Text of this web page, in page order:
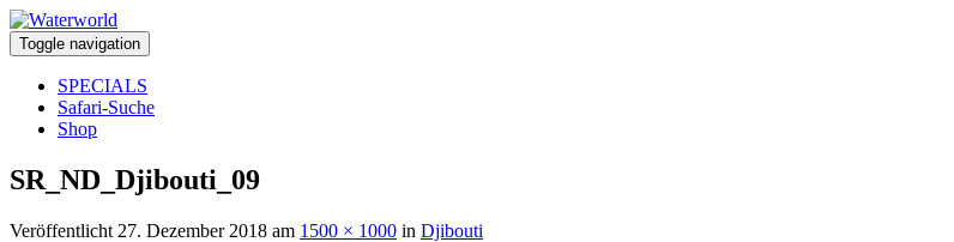
Toggle navigation
SPECIALS
Safari-Suche
Shop
SR_ND_Djibouti_09
Veröffentlicht 27. Dezember 2018 am 1500 × 1000 in Djibouti